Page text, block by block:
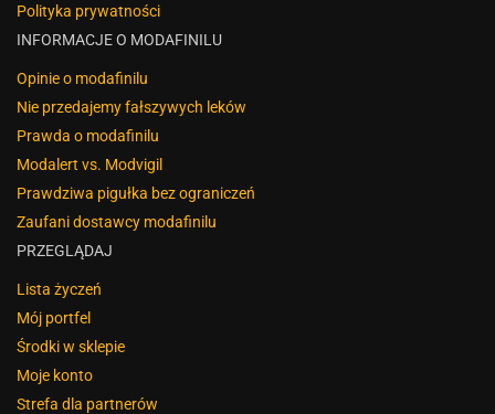
Polityka prywatności
INFORMACJE O MODAFINILU
Opinie o modafinilu
Nie przedajemy fałszywych leków
Prawda o modafinilu
Modalert vs. Modvigil
Prawdziwa pigułka bez ograniczeń
Zaufani dostawcy modafinilu
PRZEGLĄDAJ
Lista życzeń
Mój portfel
Środki w sklepie
Moje konto
Strefa dla partnerów